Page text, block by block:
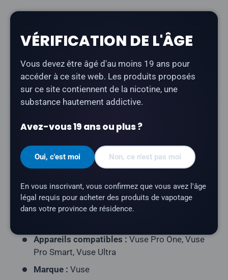
Description
Lepack de 2 pods Vuse « Creamy Tobacco »offre
une saveur de tabac douce et onctueuse. Compatible
avec tous les appareils Vuse.
Type de produit :Pod fermé prérempli
Contenu du paquet :2 dosettes par paquet
Teneur en nicotine :20 mg/ml
par cartouche
Résistance de la résistance :
Appareils compatibles : Vuse Pro One, Vuse
Pro Smart, Vuse Ultra
Marque : Vuse
VÉRIFICATION DE L'ÂGE
Vous devez être âgé d'au moins 19 ans pour
accéder à ce site web. Les produits proposés
sur ce site contiennent de la nicotine, une
substance hautement addictive.
Avez-vous 19 ans ou plus ?
Oui, c'est moi Non, ce n'est pas moi
En vous inscrivant, vous confirmez que vous avez l'âge
légal requis pour acheter des produits de vapotage
dans votre province de résidence.